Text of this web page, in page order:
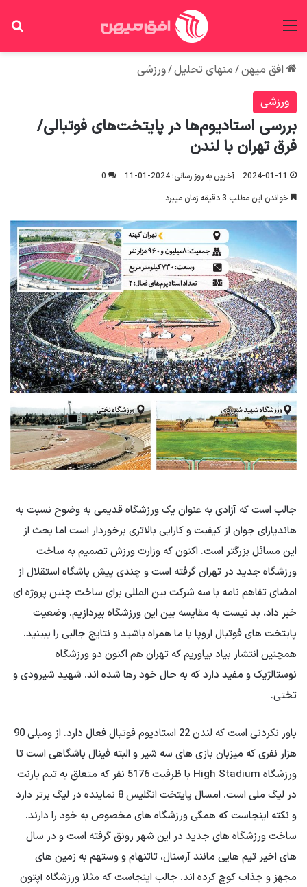
افق میهن/منهای تحلیل/ورزشی
ورزشی
بررسی استادیوم‌ها در پایتخت‌های فوتبالی/
فرق تهران با لندن
2024-01-11 آخرین به روز رسانی: 2024-01-11
0
خواندن این مطلب 3 دقیقه زمان میبرد
جالب است که آزادی به عنوان یک ورزشگاه قدیمی به وضوح نسبت به
هاندیارای جوان از کیفیت و کارایی بالاتری برخوردار است اما بحث از
این مسائل بزرگتر است. اکنون که وزارت ورزش تصمیم به ساخت
ورزشگاه جدید در تهران گرفته است و چندی پیش باشگاه استقلال از
امضای تفاهم نامه با سه شرکت بین المللی برای ساخت چنین پروژه ای
خبر داد، بد نیست به مقایسه بین این ورزشگاه بپردازیم. وضعیت
پایتخت های فوتبال اروپا با ما همراه باشید و نتایج جالبی را ببینید.
همچنین انتشار بیاد بیاوریم که تهران هم اکنون دو ورزشگاه
نوستالژیک و مفید دارد که به حال خود رها شده اند. شهید شیرودی و
تختی.
باور نکردنی است که لندن 22 استادیوم فوتبال فعال دارد. از ومبلی 90
هزار نفری که میزبان بازی های سه شیر و البته فینال باشگاهی است تا
ورزشگاه High Stadium با ظرفیت 5176 نفر که متعلق به تیم بارنت
در لیگ ملی است. امسال پایتخت انگلیس 8 نماینده در لیگ برتر دارد
و نکته اینجاست که همگی ورزشگاه های مخصوص به خود را دارند.
ساخت ورزشگاه های جدید در این شهر رونق گرفته است و در سال
های اخیر تیم هایی مانند آرسنال، تاتنهام و وستهم به زمین های
مجهز و جذاب کوچ کرده اند. جالب اینجاست که مثلا ورزشگاه آپتون